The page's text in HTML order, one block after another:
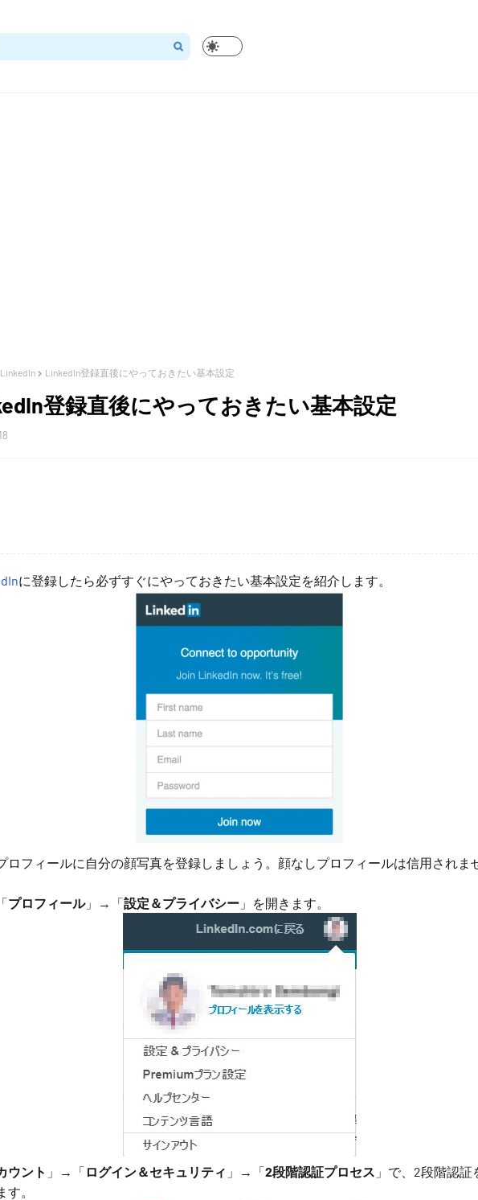
LinkedIn LinkedIn登録直後にやっておきたい基本設定
登録直後にやっておきたい基本設定
に登録したら必ずすぐにやっておきたい基本設定を紹介します。
ロフィールに自分の顔写真を登録しましょう。顔なしプロフィールは信用されま
プロフィール」→「設定＆プライバシー 」を開きます。
ウント 」→「 ログイン＆セキュリティ 」→「2段階認証プロセス 」で、2段階認証
す。